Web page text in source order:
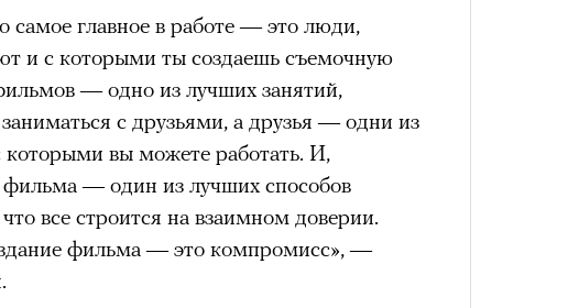
самое главное в работе — это люди,
и с которыми ты создаешь съемочную
— одно из лучших занятий,
с друзьями, а друзья — одни из
которыми вы можете работать. И,
фильма — один из лучших способов
все строится на взаимном доверии.
фильма — это компромисс», —
—
при котором подросток под
стресса полностью уходит в себя,
есть и реагировать на внешний
с парнем по имени Нур (Саид Эль
героини Шаи (Дуа Бутарбуш
отказали в получении вида на
европейских стран.